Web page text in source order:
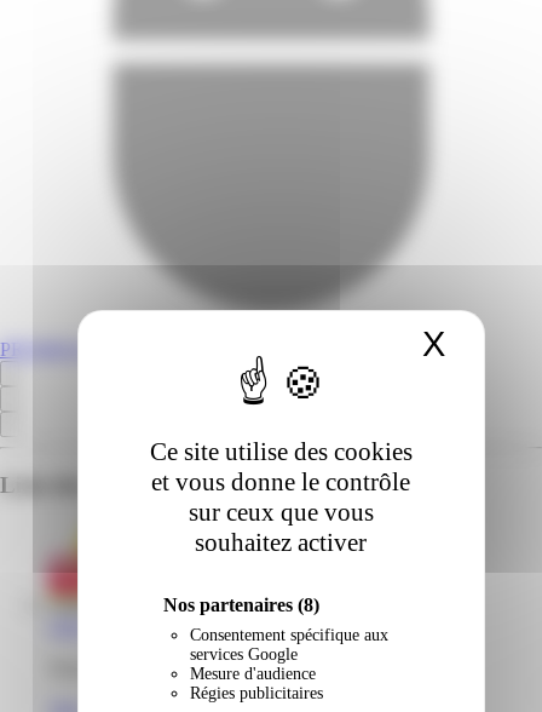
Ce site utilise des cookies
et vous donne le contrôle
sur ceux que vous
souhaitez activer
Nos partenaires (8)
Consentement spécifique aux
services Google
Mesure d'audience
Régies publicitaires
X
PROMOS.GF
Liste des emplacements pour ce prospectus
Gifi | Collery | Cayenne
Zone industrielle Collery N°5 97300 Cayenne Guyane